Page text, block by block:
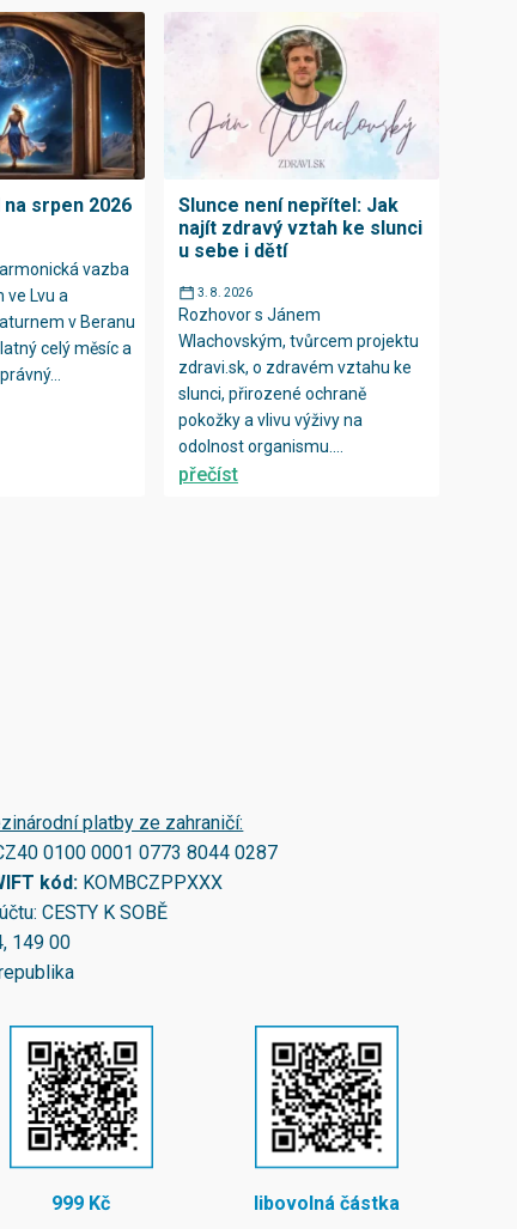
srpen 2026
vazba
Lvu a
v Beranu
celý měsíc a
Slunce není nepřítel: Jak
najít zdravý vztah ke slunci
u sebe i dětí
3. 8. 2026
Rozhovor s Jánem
Wlachovským, tvůrcem projektu
zdravi.sk, o zdravém vztahu ke
slunci, přirozené ochraně
pokožky a vlivu výživy na
odolnost organismu....
přečíst
platby ze zahraničí:
0100 0001 0773 8044 0287
kód: KOMBCZPPXXX
CESTY K SOBĚ
149 00
999 Kč libovolná částka